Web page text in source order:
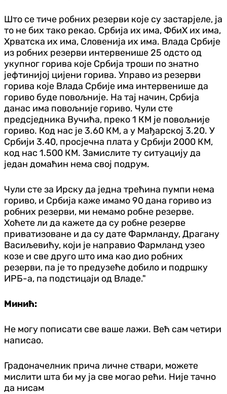
Што се тиче робних резерви које су застарјеле, ја
то не бих тако рекао. Србија их има, ФбиХ их има,
Хрватска их има, Словенија их има. Влада Србије
из робних резерви интервенише 25 одсто од
укупног горива које Србија троши по знатно
јефтинијој цијени горива. Управо из резерви
горива које Влада Србије има интервенише да
гориво буде повољније. На тај начин, Србија
данас има повољније гориво. Чули сте
предсједника Вучића, преко 1 КМ је повољније
гориво. Код нас је 3.60 КМ, а у Мађарској 3.20. У
Србији 3.40, просјечна плата у Србији 2000 КМ,
код нас 1.500 КМ. Замислите ту ситуацију да
један домаћин нема свој подрум.
Чули сте за Ирску да једна трећина пумпи нема
гориво, и Србија каже имамо 90 дана гориво из
робних резерви, ми немамо робне резерве.
Хоћете ли да кажете да су робне резерве
приватизоване и да су дате Фармланду, Драгану
Васиљевићу, који је направио Фармланд узео
козе и све друго што има као дио робних
резерви, па је то предузеће добило и подршку
ИРБ-а, па подстицаји од Владе."
Минић:
Не могу пописати све ваше лажи. Већ сам четири
написао.
Градоначелник прича личне ствари, можете
мислити шта би му ја све могао рећи. Није тачно
да нисам